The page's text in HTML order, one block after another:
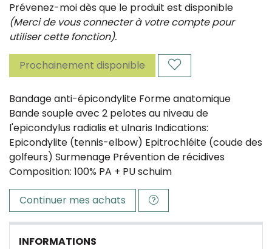
Prévenez-moi dès que le produit est disponible
(Merci de vous connecter à votre compte pour
utiliser cette fonction).
Prochainement disponible
Bandage anti-épicondylite Forme anatomique
Bande souple avec 2 pelotes au niveau de
l'epicondylus radialis et ulnaris Indications:
Epicondylite (tennis-elbow) Epitrochléite (coude des
golfeurs) Surmenage Prévention de récidives
Composition: 100% PA + PU schuim
Continuer mes achats
INFORMATIONS